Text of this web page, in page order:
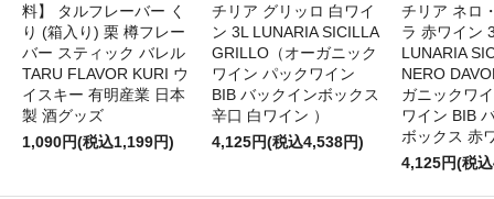
料】 タルフレーバー く
り (箱入り) 栗 樽フレー
バー スティック バレル
TARU FLAVOR KURI ウ
イスキー 有明産業 日本
製 酒グッズ
1,090円(税込1,199円)
チリア グリッロ 白ワイ
ン 3L LUNARIA SICILLA
GRILLO（オーガニック
ワイン パックワイン
BIB バックインボックス
辛口 白ワイン ）
4,125円(税込4,538円)
チリア ネロ
ラ 赤ワイ
LUNARIA
NERO
ガニックワ
ワイン BIB
ボックス 赤
4,125円(税